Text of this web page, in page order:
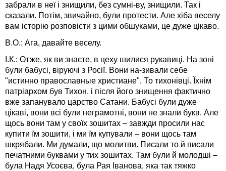
забрали в неї і знищили, без сумні-ву, знищили. Так і
сказали. Потім, звичайно, були протести. Але хіба веселу
вам історію розповісти з цими обшуками, це дуже цікаво.
В.О.: Ага, давайте веселу.
І.К.: Отже, як ви знаєте, в цеху шилися рукавиці. На зоні
були бабусі, віруючі з Росії. Вони на-зивали себе
"истинно православные христиане". То тихонівці. Їхнім
патріархом був Тихон, і після його знищення фактично
вже запанувало царство Сатани. Бабусі були дуже
цікаві, вони всі були неграмотні, вони не знали букв. Але
щось вони там у своїх зошитах – завжди просили нас
купити їм зошити, і ми їм купували – вони щось там
шкрябали. Ми думали, що молитви. Писали то й писали
печатними буквами у тих зошитах. Там були й молодші –
була Надя Усоєва, була Рая Іванова, яка так тяжко